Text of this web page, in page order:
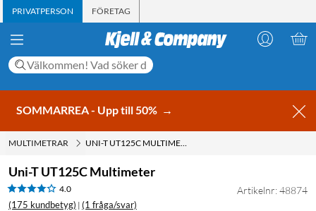
PRIVATPERSON FÖRETAG
SOMMARREA - Upp till 50% →
MULTIMETRAR UNI-T UT125C MULTIMETER
Uni-T UT125C Multimeter
4.0
(175 kundbetyg) | (1 fråga/svar)
Artikelnr: 48874